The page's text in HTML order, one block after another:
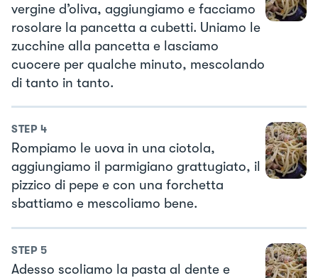
vergine d’oliva, aggiungiamo e facciamo
rosolare la pancetta a cubetti. Uniamo le
zucchine alla pancetta e lasciamo
cuocere per qualche minuto, mescolando
di tanto in tanto.
STEP 4
Rompiamo le uova in una ciotola,
aggiungiamo il parmigiano grattugiato, il
pizzico di pepe e con una forchetta
sbattiamo e mescoliamo bene.
STEP 5
Adesso scoliamo la pasta al dente e